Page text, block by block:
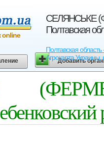
СЕЛЯНСЬКЕ
Полтавская
Полтавская
Агрокарта
online
Добавить